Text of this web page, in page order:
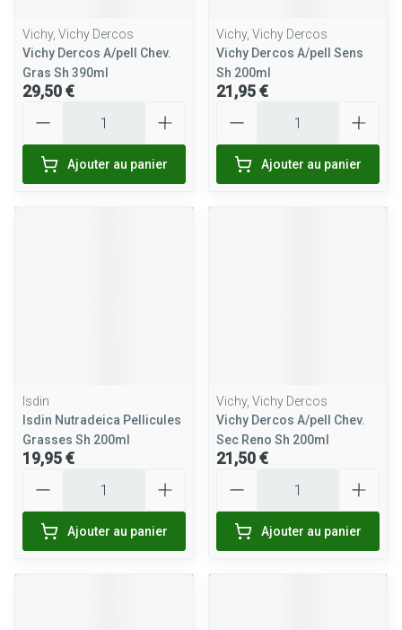
Vichy, Vichy Dercos
Vichy Dercos A/pell Chev.
Gras Sh 390ml
29,50 €
Ajouter au panier
Vichy, Vichy Dercos
Vichy Dercos A/pell Sens
Sh 200ml
21,95 €
Ajouter au panier
Isdin
Isdin Nutradeica Pellicules
Grasses Sh 200ml
19,95 €
Ajouter au panier
Vichy, Vichy Dercos
Vichy Dercos A/pell Chev.
Sec Reno Sh 200ml
21,50 €
Ajouter au panier